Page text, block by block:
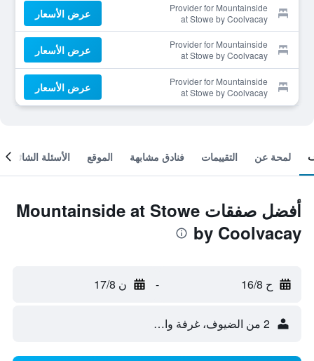
Provider for Mountainside
at Stowe by Coolvacay
عرض الأسعار
Provider for Mountainside
at Stowe by Coolvacay
عرض الأسعار
Provider for Mountainside
at Stowe by Coolvacay
عرض الأسعار
لمحة عن التقييمات فنادق مشابهة الموقع الأسئلة الشائعة
أفضل صفقات Mountainside at Stowe
by Coolvacay
ح 16/8 - ن 17/8
2 من الضيوف، غرفة واحدة